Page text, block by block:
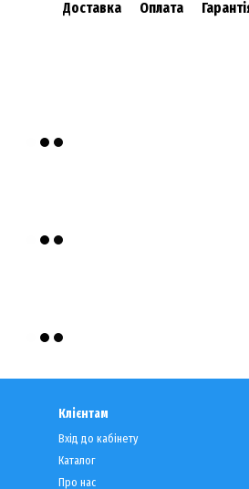
Доставка Оплата
Клієнтам
Вхід до кабінету
Каталог
Про нас